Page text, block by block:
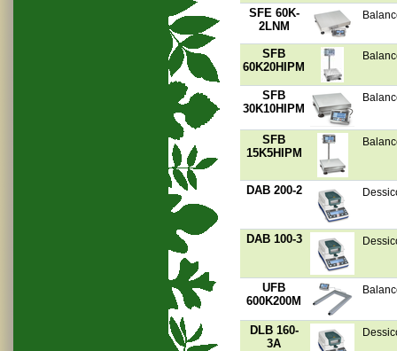
SFE 60K-
2LNM
SFB
60K20HIPM
SFB
30K10HIPM
SFB
15K5HIPM
DAB 200-2
DAB 100-3
UFB
600K200M
DLB 160-
3A